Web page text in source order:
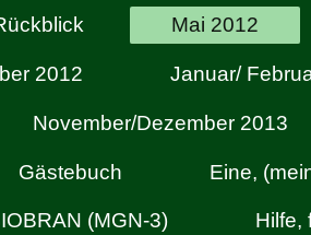
Mai 2012
2012 Januar/
November/Dezember 2013
Gästebuch Eine,
(MGN-3) Hilfe,